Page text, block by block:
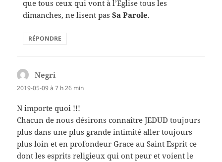
que tous ceux qui vont à l’Eglise tous les
dimanches, ne lisent pasSa Parole.
RÉPONDRE
Negri
2019-05-09 à 7 h 26 min
N importe quoi !!!
Chacun de nous désirons connaître JEDUD toujours
plus dans une plus grande intimité aller toujours
plus loin et en profondeur Grace au Saint Esprit ce
dont les esprits religieux qui ont peur et voient le